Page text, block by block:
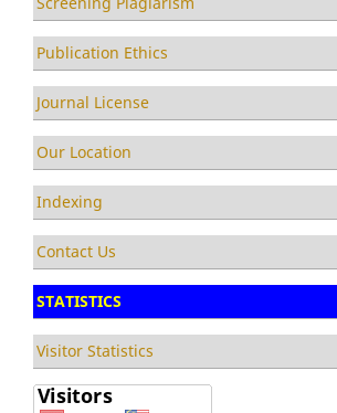
Publication Ethics
Journal License
Our Location
Indexing
Contact Us
STATISTICS
Visitor Statistics